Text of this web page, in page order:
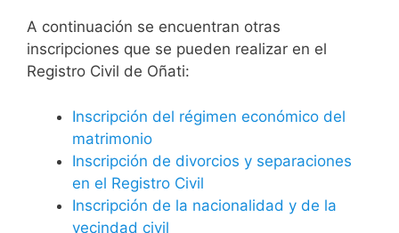
A continuación se encuentran otras
inscripciones que se pueden realizar en el
Registro Civil de Oñati:
Inscripción del régimen económico del
matrimonio
Inscripción de divorcios y separaciones
en el Registro Civil
Inscripción de la nacionalidad y de la
vecindad civil